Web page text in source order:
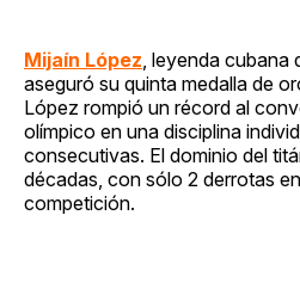
Mijaín López, leyenda cubana
aseguró su quinta medalla de
López rompió un récord al
olímpico en una disciplina
consecutivas. El dominio del
décadas, con sólo 2 derrotas
competición.